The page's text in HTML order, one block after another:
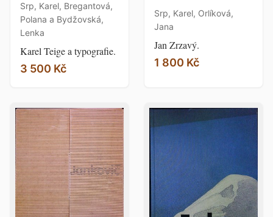
Srp, Karel, Bregantová,
Polana a Bydžovská,
Lenka
Karel Teige a typografie.
3 500 Kč
Srp, Karel, Orlíková,
Jana
Jan Zrzavý.
1 800 Kč